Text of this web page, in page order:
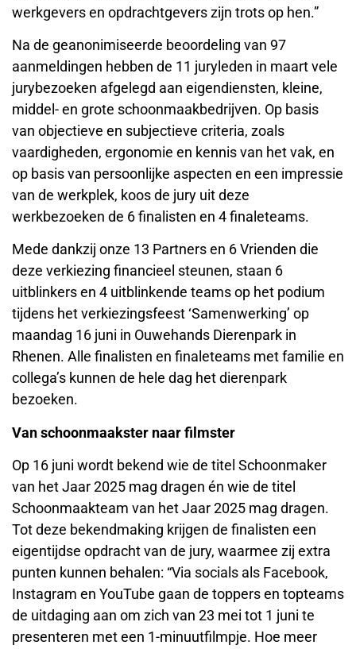
werkgevers en opdrachtgevers zijn trots op hen.”
Na de geanonimiseerde beoordeling van 97
aanmeldingen hebben de 11 juryleden in maart vele
jurybezoeken afgelegd aan eigendiensten, kleine,
middel- en grote schoonmaakbedrijven. Op basis
van objectieve en subjectieve criteria, zoals
vaardigheden, ergonomie en kennis van het vak, en
op basis van persoonlijke aspecten en een impressie
van de werkplek, koos de jury uit deze
werkbezoeken de 6 finalisten en 4 finaleteams.
Mede dankzij onze 13 Partners en 6 Vrienden die
deze verkiezing financieel steunen, staan 6
uitblinkers en 4 uitblinkende teams op het podium
tijdens het verkiezingsfeest ‘Samenwerking’ op
maandag 16 juni in Ouwehands Dierenpark in
Rhenen. Alle finalisten en finaleteams met familie en
collega’s kunnen de hele dag het dierenpark
bezoeken.
Van schoonmaakster naar filmster
Op 16 juni wordt bekend wie de titel Schoonmaker
van het Jaar 2025 mag dragen én wie de titel
Schoonmaakteam van het Jaar 2025 mag dragen.
Tot deze bekendmaking krijgen de finalisten een
eigentijdse opdracht van de jury, waarmee zij extra
punten kunnen behalen: “Via socials als Facebook,
Instagram en YouTube gaan de toppers en topteams
de uitdaging aan om zich van 23 mei tot 1 juni te
presenteren met een 1-minuutfilmpje. Hoe meer